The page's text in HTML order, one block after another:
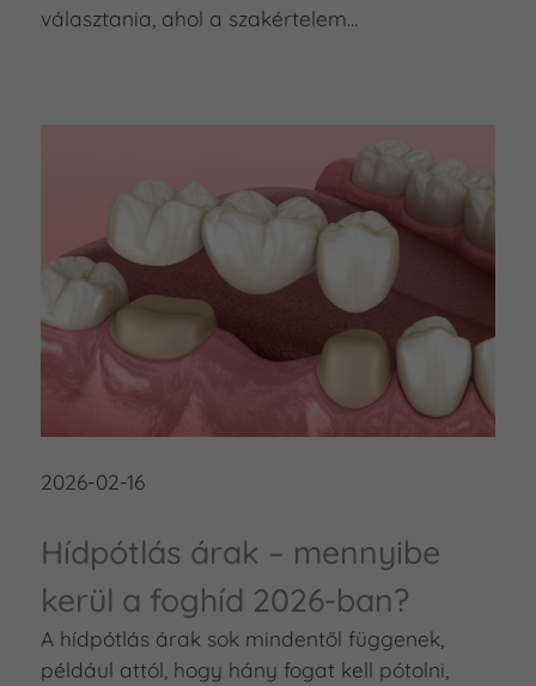
választania, ahol a szakértelem...
2026-02-16
Hídpótlás árak – mennyibe
kerül a foghíd 2026-ban?
A hídpótlás árak sok mindentől függenek,
például attól, hogy hány fogat kell pótolni,